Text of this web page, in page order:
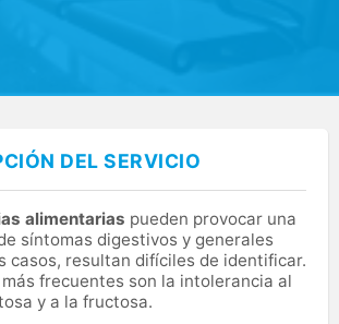
DEL SERVICIO
alimentarias pueden provocar una
síntomas digestivos y generales
casos, resultan difíciles de identificar.
frecuentes son la intolerancia al
y a la fructosa.